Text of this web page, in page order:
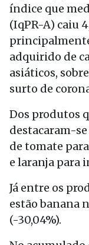
índice que
(IqPR-A) caiu
adquirido de
asiáticos,
surto de
Dos produtos
destacaram-
de tomate para
e laranja para
Já entre os
estão banana
(-30,04%).